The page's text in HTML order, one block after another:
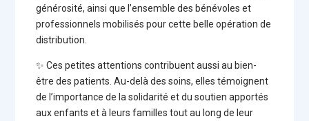
générosité, ainsi que l’ensemble des bénévoles et
professionnels mobilisés pour cette belle opération de
distribution.
✨ Ces petites attentions contribuent aussi au bien-
être des patients. Au-delà des soins, elles témoignent
de l’importance de la solidarité et du soutien apportés
aux enfants et à leurs familles tout au long de leur